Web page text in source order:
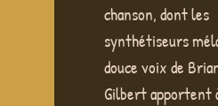
chanson, dont les
synthétiseurs
douce voix de
Gilbert apportent